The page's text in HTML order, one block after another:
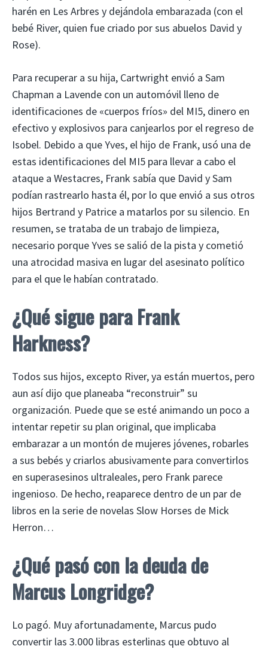
harén en Les Arbres y dejándola embarazada (con el
bebé River, quien fue criado por sus abuelos David y
Rose).
Para recuperar a su hija, Cartwright envió a Sam
Chapman a Lavende con un automóvil lleno de
identificaciones de «cuerpos fríos» del MI5, dinero en
efectivo y explosivos para canjearlos por el regreso de
Isobel. Debido a que Yves, el hijo de Frank, usó una de
estas identificaciones del MI5 para llevar a cabo el
ataque a Westacres, Frank sabía que David y Sam
podían rastrearlo hasta él, por lo que envió a sus otros
hijos Bertrand y Patrice a matarlos por su silencio. En
resumen, se trataba de un trabajo de limpieza,
necesario porque Yves se salió de la pista y cometió
una atrocidad masiva en lugar del asesinato político
para el que le habían contratado.
¿Qué sigue para Frank
Harkness?
Todos sus hijos, excepto River, ya están muertos, pero
aun así dijo que planeaba “reconstruir” su
organización. Puede que se esté animando un poco a
intentar repetir su plan original, que implicaba
embarazar a un montón de mujeres jóvenes, robarles
a sus bebés y criarlos abusivamente para convertirlos
en superasesinos ultraleales, pero Frank parece
ingenioso. De hecho, reaparece dentro de un par de
libros en la serie de novelas Slow Horses de Mick
Herron…
¿Qué pasó con la deuda de
Marcus Longridge?
Lo pagó. Muy afortunadamente, Marcus pudo
convertir las 3.000 libras esterlinas que obtuvo al